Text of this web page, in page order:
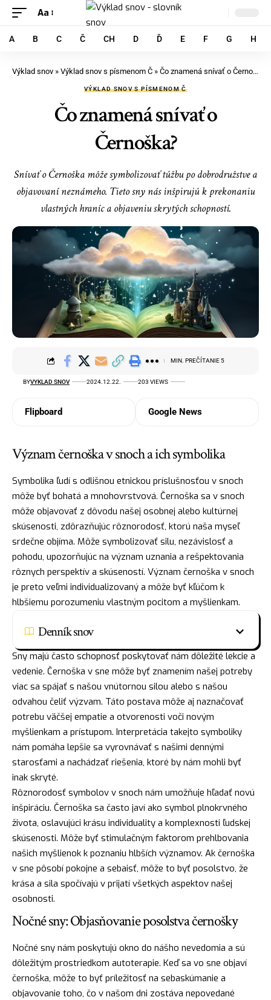
Aa
A B C Č CH D Ď E F G H
Výklad snov » Výklad snov s písmenom Č » Čo znamená snívať o Černoška?
VÝKLAD SNOV S PÍSMENOM Č
Čo znamená snívať o
Černoška?
Snívať o Černoška môže symbolizovať túžbu po dobrodružstve a
objavovaní neznámeho. Tieto sny nás inšpirujú k prekonaniu
vlastných hraníc a objaveniu skrytých schopností.
BYVYKLAD SNOV 2024.12.22. 203 VIEWS
MIN. PREČÍTANIE 5
Flipboard Google News
Význam černoška v snoch a ich symbolika
Symbolika ľudí s odlišnou etnickou príslušnosťou v snoch
môže byť bohatá a mnohovrstvová. Černoška sa v snoch
môže objavovať z dôvodu našej osobnej alebo kultúrnej
skúsenosti, zdôrazňujúc rôznorodosť, ktorú naša myseľ
srdečne objíma. Môže symbolizovať silu, nezávislosť a
pohodu, upozorňujúc na význam uznania a rešpektovania
rôznych perspektív a skúseností. Význam černoška v snoch
je preto veľmi individualizovaný a môže byť kľúčom k
hlbšiemu porozumeniu vlastným pocitom a myšlienkam.
Denník snov
Sny majú často schopnosť poskytovať nám dôležité lekcie a
vedenie. Černoška v sne môže byť znamením našej potreby
viac sa spájať s našou vnútornou silou alebo s našou
odvahou čeliť výzvam. Táto postava môže aj naznačovať
potrebu väčšej empatie a otvorenosti voči novým
myšlienkam a prístupom. Interpretácia takejto symboliky
nám pomáha lepšie sa vyrovnávať s našimi dennými
starosťami a nachádzať riešenia, ktoré by nám mohli byť
inak skryté.
Rôznorodosť symbolov v snoch nám umožňuje hľadať novú
inšpiráciu. Černoška sa často javí ako symbol plnokrvného
života, oslavujúci krásu individuality a komplexnosti ľudskej
skúsenosti. Môže byť stimulačným faktorom prehlbovania
našich myšlienok k poznaniu hlbších významov. Ak černoška
v sne pôsobí pokojne a sebaisť, môže to byť posolstvo, že
krása a sila spočívajú v prijatí všetkých aspektov našej
osobnosti.
Nočné sny: Objasňovanie posolstva černošky
Nočné sny nám poskytujú okno do nášho nevedomia a sú
dôležitým prostriedkom autoterapie. Keď sa vo sne objaví
černoška, môže to byť príležitosť na sebaskúmanie a
objavovanie toho, čo v našom dni zostáva nepovedané